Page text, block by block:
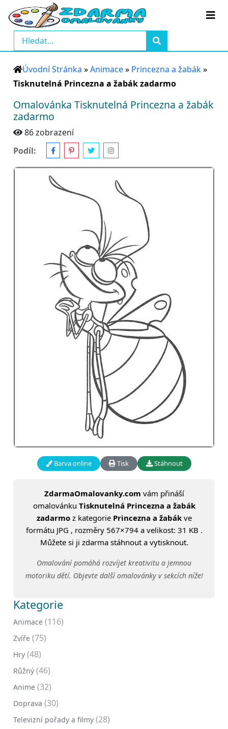
Úvodní Stránka »Animace» Princezna a žabák»
Tisknutelná Princezna a žabák zadarmo
Omalovánka Tisknutelná Princezna a žabák
zadarmo
86 zobrazení
Podíl:
Barva online Tisk Stáhnout
ZdarmaOmalovanky.com vám přináší
omalovánku Tisknutelná Princezna a žabák
zadarmoz kategorie Princezna a žabákve
formátu JPG , rozměry 567×794 a velikost: 31 KB .
Můžete si ji zdarma stáhnout a vytisknout.
Omalování pomáhá rozvíjet kreativitu a jemnou
motoriku dětí. Objevte další omalovánky v sekcích níže!
Kategorie
Animace (116)
Zvíře (75)
Hry (48)
Růžný (46)
Anime (32)
Doprava (30)
Televizní pořady a filmy (28)